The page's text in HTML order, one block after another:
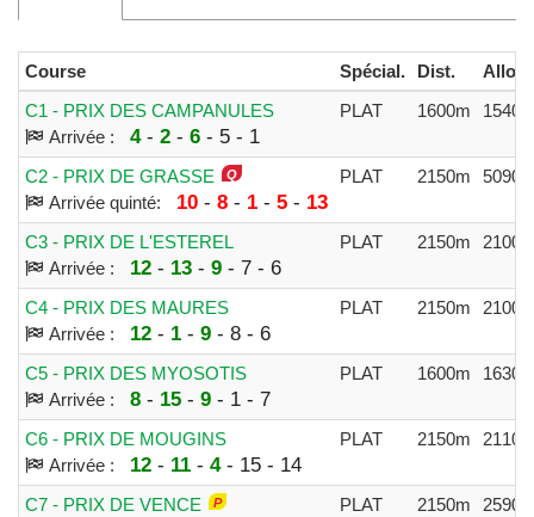
Course Spécial. Dist.
Alloc.
C1 - PRIX DES CAMPANULES
Arrivée :
4- 2- 6- 5 - 1
PLAT 1600m
C2 - PRIX DE GRASSE
Arrivée quinté:
10- 8- 1 - 5- 13
PLAT 2150m
C3 - PRIX DE L'ESTEREL
Arrivée :
12- 13- 9- 7 - 6
PLAT 2150m
C4 - PRIX DES MAURES
Arrivée :
12- 1 - 9- 8 - 6
PLAT 2150m
C5 - PRIX DES MYOSOTIS
Arrivée :
8- 15- 9- 1 - 7
PLAT 1600m
C6 - PRIX DE MOUGINS
Arrivée :
12- 11 - 4- 15 - 14
PLAT 2150m
C7 - PRIX DE VENCE
PLAT 2150m